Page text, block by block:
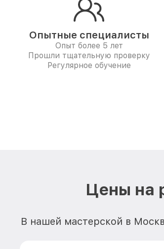
Опытные специалисты
Опыт более 5 лет
Прошли тщательную проверку
Регулярное обучение
Цены на
В нашей мастерской в